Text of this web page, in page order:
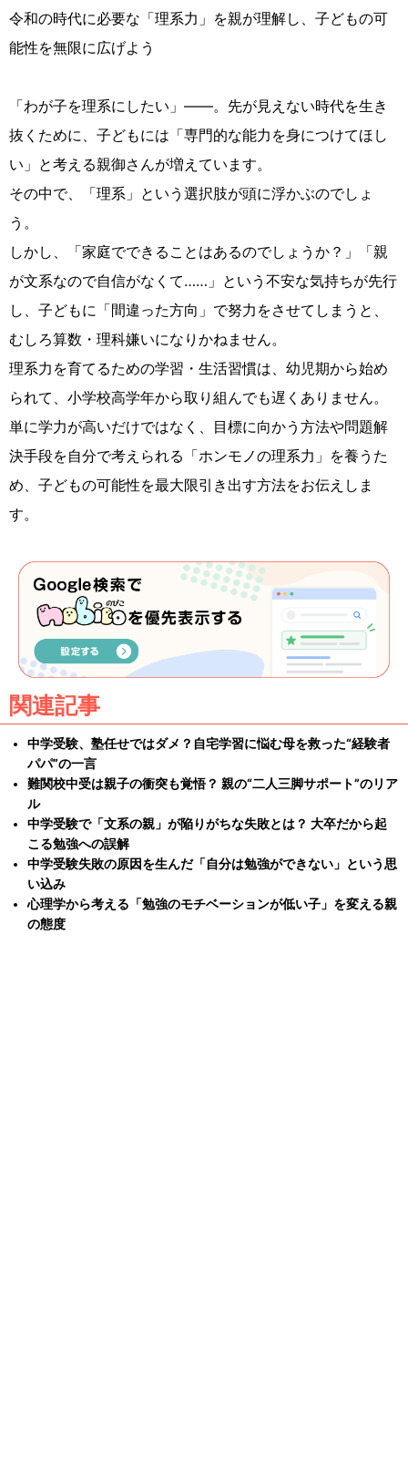
令和の時代に必要な「理系力」を親が理解し、子どもの可
能性を無限に広げよう
「わが子を理系にしたい」――。先が見えない時代を生き
抜くために、子どもには「専門的な能力を身につけてほし
い」と考える親御さんが増えています。
その中で、「理系」という選択肢が頭に浮かぶのでしょ
う。
しかし、「家庭でできることはあるのでしょうか？」「親
が文系なので自信がなくて……」という不安な気持ちが先行
し、子どもに「間違った方向」で努力をさせてしまうと、
むしろ算数・理科嫌いになりかねません。
理系力を育てるための学習・生活習慣は、幼児期から始め
られて、小学校高学年から取り組んでも遅くありません。
単に学力が高いだけではなく、目標に向かう方法や問題解
決手段を自分で考えられる「ホンモノの理系力」を養うた
め、子どもの可能性を最大限引き出す方法をお伝えしま
す。
関連記事
中学受験、塾任せではダメ？自宅学習に悩む母を救った“経験者
パパ”の一言
難関校中受は親子の衝突も覚悟？ 親の“二人三脚サポート”のリア
ル
中学受験で「文系の親」が陥りがちな失敗とは？ 大卒だから起
こる勉強への誤解
中学受験失敗の原因を生んだ「自分は勉強ができない」という思
い込み
心理学から考える「勉強のモチベーションが低い子」を変える親
の態度